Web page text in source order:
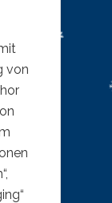
von